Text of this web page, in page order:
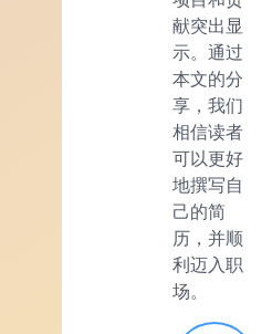
献突出显
示。通过
本文的分
享，我们
相信读者
可以更好
地撰写自
己的简
历，并顺
利迈入职
场。